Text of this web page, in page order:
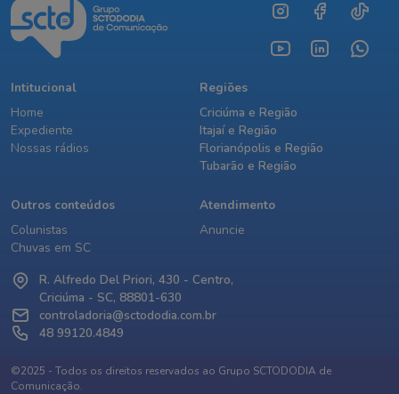
Intitucional
Home
Expediente
Nossas rádios
Regiões
Criciúma e Região
Itajaí e Região
Florianópolis e Região
Tubarão e Região
Outros conteúdos
Colunistas
Chuvas em SC
Atendimento
Anuncie
R. Alfredo Del Priori, 430 - Centro,
Criciúma - SC, 88801-630
controladoria@sctododia.com.br
48 99120.4849
©2025 - Todos os direitos reservados ao Grupo SCTODODIA de
Comunicação.